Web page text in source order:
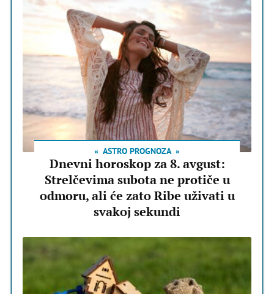
ASTRO PROGNOZA
Dnevni horoskop za 8. avgust:
Strelčevima subota ne protiče u
odmoru, ali će zato Ribe uživati u
svakoj sekundi